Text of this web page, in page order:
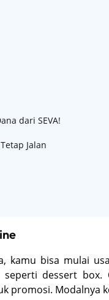
dari SEVA!
Jalan
kamu bisa mulai
dessert box.
promosi. Modalnya